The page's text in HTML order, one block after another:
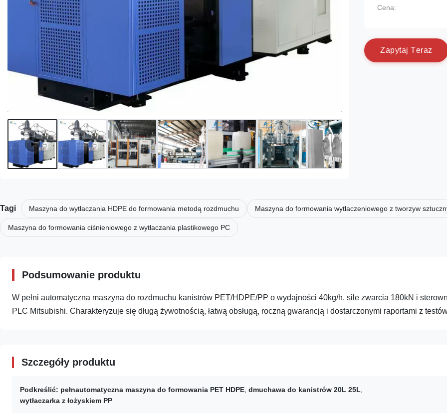
Cena:
Zapytaj Teraz
Tagi Maszyna do wytłaczania HDPE do formowania metodą rozdmuchu Maszyna do formowania wytłaczeniowego z tworzyw
Maszyna do formowania ciśnieniowego z wytłaczania plastikowego PC
Podsumowanie produktu
W pełni automatyczna maszyna do rozdmuchu kanistrów PET/HDPE/PP o wydajności 40kg/h, sile zwarcia 180kN i
PLC Mitsubishi. Charakteryzuje się długą żywotnością, łatwą obsługą, roczną gwarancją i dostarczonymi raportami z
Szczegóły produktu
Podkreślić: pełnautomatyczna maszyna do formowania PET HDPE dmuchawa do kanistrów 20L 25L
wytłaczarka z łożyskiem PP